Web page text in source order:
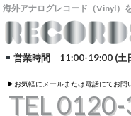
海外アナログレコード（Vinyl）
営業時間 11:00-19:00 (土
▶︎お気軽にメールまたは電話にてお問
TEL